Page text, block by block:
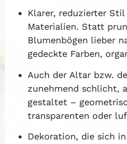
Klarer, reduzierter Stil
Materialien. Statt
Blumenbögen lieber
gedeckte Farben,
Auch der Altar bzw.
zunehmend schlicht,
gestaltet –
transparenten oder
Dekoration, die sich